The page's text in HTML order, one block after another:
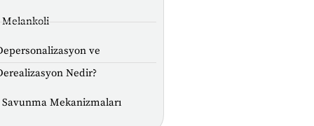
Melankoli
ve
Nedir?
Savunma Mekanizmaları